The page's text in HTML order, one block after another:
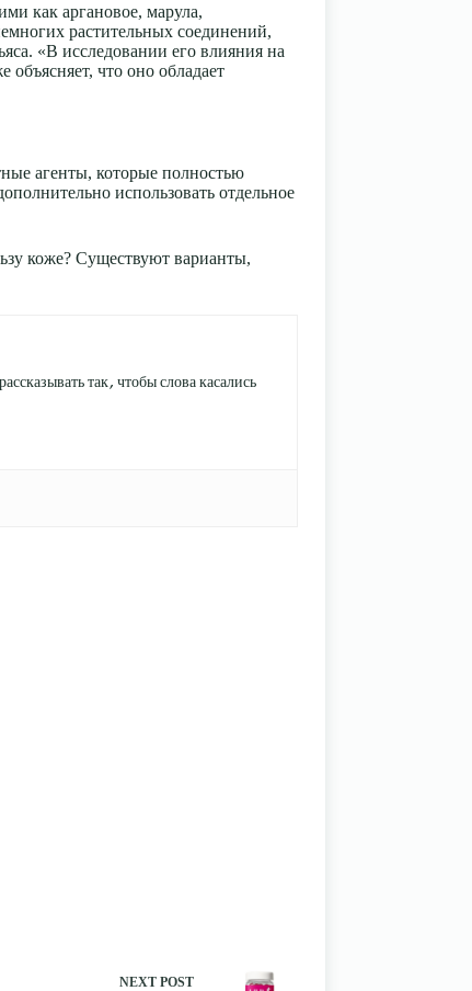
как аргановое, марула,
растительных соединений,
«В исследовании его влияния на
что оно обладает
агенты, которые полностью
использовать отдельное
коже? Существуют варианты,
так, чтобы слова касались
NEXT POST